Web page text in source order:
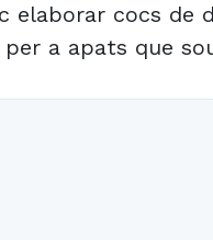
elaborar cocs de
per a apats que